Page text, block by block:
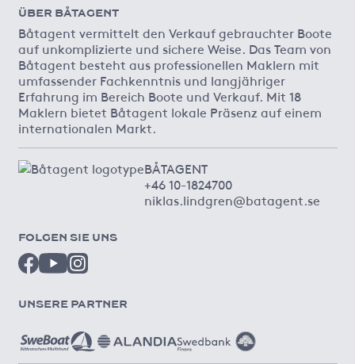
ÜBER BÅTAGENT
Båtagent vermittelt den Verkauf gebrauchter Boote
auf unkomplizierte und sichere Weise. Das Team von
Båtagent besteht aus professionellen Maklern mit
umfassender Fachkenntnis und langjähriger
Erfahrung im Bereich Boote und Verkauf. Mit 18
Maklern bietet Båtagent lokale Präsenz auf einem
internationalen Markt.
BÅTAGENT
+46 10-1824700
niklas.lindgren@batagent.se
FOLGEN SIE UNS
UNSERE PARTNER